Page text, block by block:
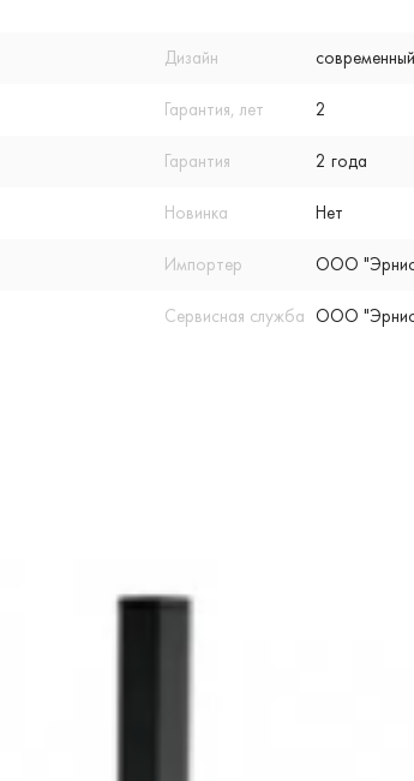
Дизайн
Гарантия, лет 2
Гарантия 2 года
Новинка Нет
Импортер ООО "Эрнис"
Сервисная служба ООО "Эрнис"